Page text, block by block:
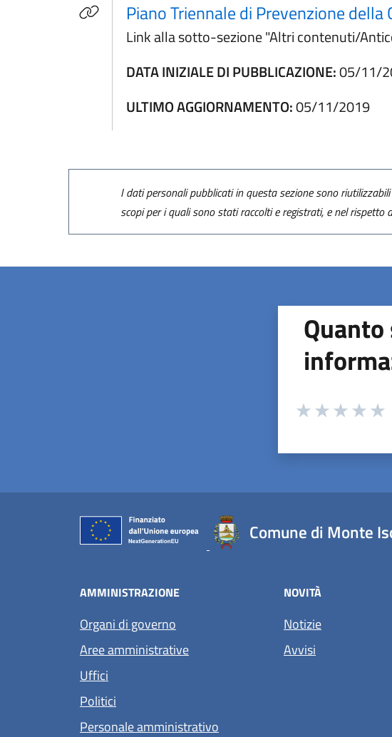
Piano Triennale di Prevenzione della
Link alla sotto-sezione "Altri contenuti/
DATA INIZIALE DI PUBBLICAZIONE:05/11/
ULTIMO AGGIORNAMENTO:05/11/2019
I dati personali pubblicati in questa sezione sono
scopi per i quali sono stati raccolti e registrati, e nel
Valuta da 1 a 5 stelle la
Comune di Monte
AMMINISTRAZIONE
Organi di governo
Aree amministrative
Uffici
Politici
Personale amministrativo
NOVITÀ
Notizie
Avvisi